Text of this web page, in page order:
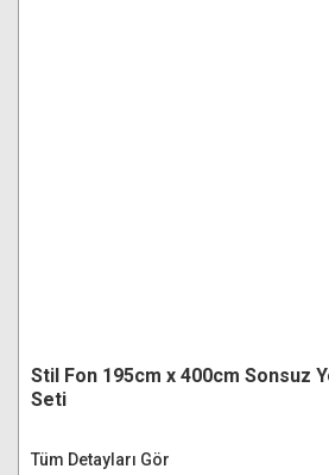
Stil Fon 195cm x 400cm Sonsuz
Seti
Tüm Detayları Gör